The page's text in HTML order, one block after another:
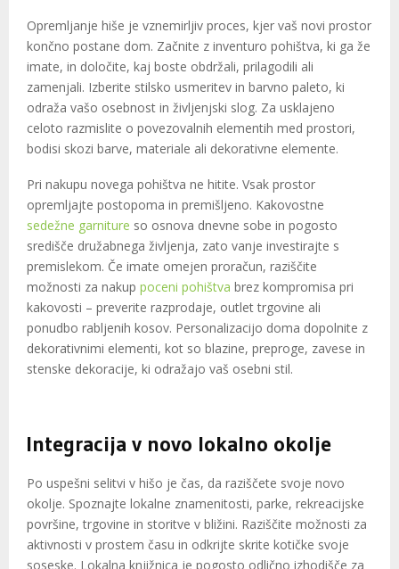
Opremljanje hiše je vznemirljiv proces, kjer vaš novi prostor
končno postane dom. Začnite z inventuro pohištva, ki ga že
imate, in določite, kaj boste obdržali, prilagodili ali
zamenjali. Izberite stilsko usmeritev in barvno paleto, ki
odraža vašo osebnost in življenjski slog. Za usklajeno
celoto razmislite o povezovalnih elementih med prostori,
bodisi skozi barve, materiale ali dekorativne elemente.
Pri nakupu novega pohištva ne hitite. Vsak prostor
opremljajte postopoma in premišljeno. Kakovostne
sedežne garniture so osnova dnevne sobe in pogosto
središče družabnega življenja, zato vanje investirajte s
premislekom. Če imate omejen proračun, raziščite
možnosti za nakup poceni pohištva brez kompromisa pri
kakovosti – preverite razprodaje, outlet trgovine ali
ponudbo rabljenih kosov. Personalizacijo doma dopolnite z
dekorativnimi elementi, kot so blazine, preproge, zavese in
stenske dekoracije, ki odražajo vaš osebni stil.
Integracija v novo lokalno okolje
Po uspešni selitvi v hišo je čas, da raziščete svoje novo
okolje. Spoznajte lokalne znamenitosti, parke, rekreacijske
površine, trgovine in storitve v bližini. Raziščite možnosti za
aktivnosti v prostem času in odkrijte skrite kotičke svoje
soseske. Lokalna knjižnica je pogosto odlično izhodišče za